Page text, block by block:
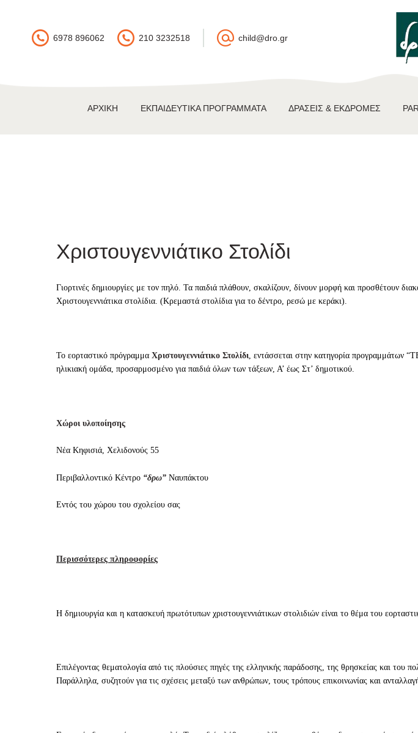
6978 896062 210 3232518 child@dro.gr
ΑΡΧΙΚΉ ΕΚΠΑΙΔΕΥΤΙΚΆ ΠΡΟΓΡΆΜΜΑΤΑ ΔΡΆΣΕΙΣ & ΕΚΔΡΟΜΈΣ
ΠΡΟΓΡΆΜΜΑΤΑ
Χριστουγεννιάτικο Στολίδι
Γιορτινές δημιουργίες με τον πηλό. Τα παιδιά πλάθουν, σκαλίζουν, δίνουν μορφή και προσθέτουν
Χριστουγεννιάτικα στολίδια. (Κρεμαστά στολίδια για το δέντρο, ρεσώ με κεράκι).
Το εορταστικό πρόγραμμα Χριστουγεννιάτικο Στολίδι, εντάσσεται στην κατηγορία προγραμμάτων
ηλικιακή ομάδα, προσαρμοσμένο για παιδιά όλων των τάξεων, Α’ έως Στ’ δημοτικού.
Χώροι υλοποίησης
Νέα Κηφισιά, Χελιδονούς 55
Περιβαλλοντικό Κέντρο “δρω” Ναυπάκτου
Εντός του χώρου του σχολείου σας
Περισσότερες πληροφορίες
Η δημιουργία και η κατασκευή πρωτότυπων χριστουγεννιάτικων στολιδιών είναι το θέμα του
Επιλέγοντας θεματολογία από τις πλούσιες πηγές της ελληνικής παράδοσης, της θρησκείας και του
Παράλληλα, συζητούν για τις σχέσεις μεταξύ των ανθρώπων, τους τρόπους επικοινωνίας και